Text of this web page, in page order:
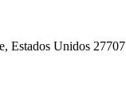
Estados Unidos 27707